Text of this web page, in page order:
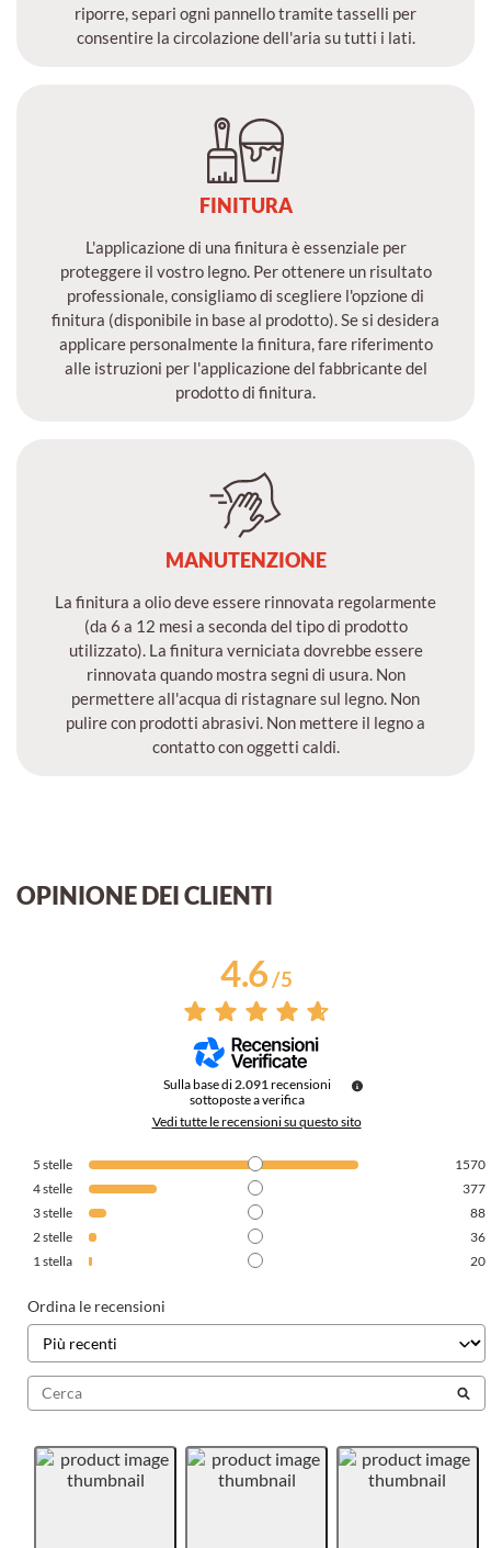
riporre, separi ogni pannello tramite tasselli per
consentire la circolazione dell'aria su tutti i lati.
FINITURA
L'applicazione di una finitura è essenziale per
proteggere il vostro legno. Per ottenere un risultato
professionale, consigliamo di scegliere l'opzione di
finitura (disponibile in base al prodotto). Se si desidera
applicare personalmente la finitura, fare riferimento
alle istruzioni per l'applicazione del fabbricante del
prodotto di finitura.
MANUTENZIONE
La finitura a olio deve essere rinnovata regolarmente
(da 6 a 12 mesi a seconda del tipo di prodotto
utilizzato). La finitura verniciata dovrebbe essere
rinnovata quando mostra segni di usura. Non
permettere all'acqua di ristagnare sul legno. Non
pulire con prodotti abrasivi. Non mettere il legno a
contatto con oggetti caldi.
OPINIONE DEI CLIENTI
4.6/5
Sulla base di 2.091 recensioni
sottoposte a verifica
Vedi tutte le recensioni su questo sito
5 stelle
1570
4stelle
377
3stelle
88
2stelle
36
1 stella 20
Ordina le recensioni